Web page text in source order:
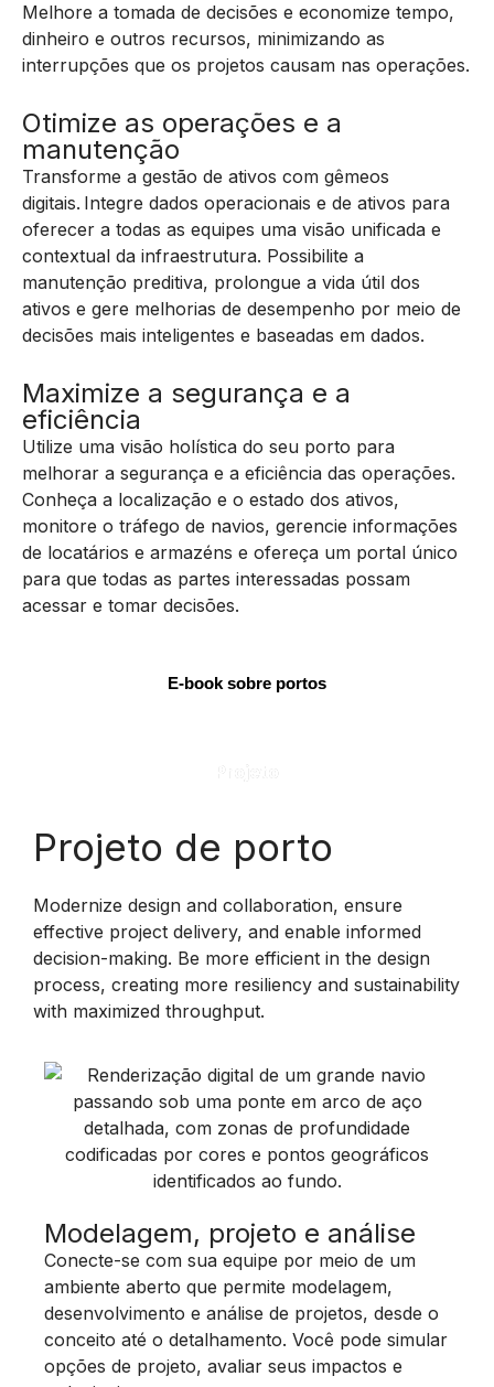
Melhore a tomada de decisões e economize tempo,
dinheiro e outros recursos, minimizando as
interrupções que os projetos causam nas operações.
Otimize as operações e a
manutenção
Transforme a gestão de ativos com gêmeos
digitais. Integre dados operacionais e de ativos para
oferecer a todas as equipes uma visão unificada e
contextual da infraestrutura. Possibilite a
manutenção preditiva, prolongue a vida útil dos
ativos e gere melhorias de desempenho por meio de
decisões mais inteligentes e baseadas em dados.
Maximize a segurança e a
eficiência
Utilize uma visão holística do seu porto para
melhorar a segurança e a eficiência das operações.
Conheça a localização e o estado dos ativos,
monitore o tráfego de navios, gerencie informações
de locatários e armazéns e ofereça um portal único
para que todas as partes interessadas possam
acessar e tomar decisões.
E-book sobre portos
Projeto de porto
Modernize design and collaboration, ensure
effective project delivery, and enable informed
decision-making. Be more efficient in the design
process, creating more resiliency and sustainability
with maximized throughput.
Modelagem, projeto e análise
Conecte-se com sua equipe por meio de um
ambiente aberto que permite modelagem,
desenvolvimento e análise de projetos, desde o
conceito até o detalhamento. Você pode simular
opções de projeto, avaliar seus impactos e